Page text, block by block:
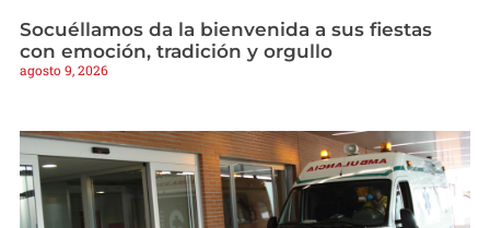
Socuéllamos da la bienvenida a sus fiestas
con emoción, tradición y orgullo
agosto 9, 2026